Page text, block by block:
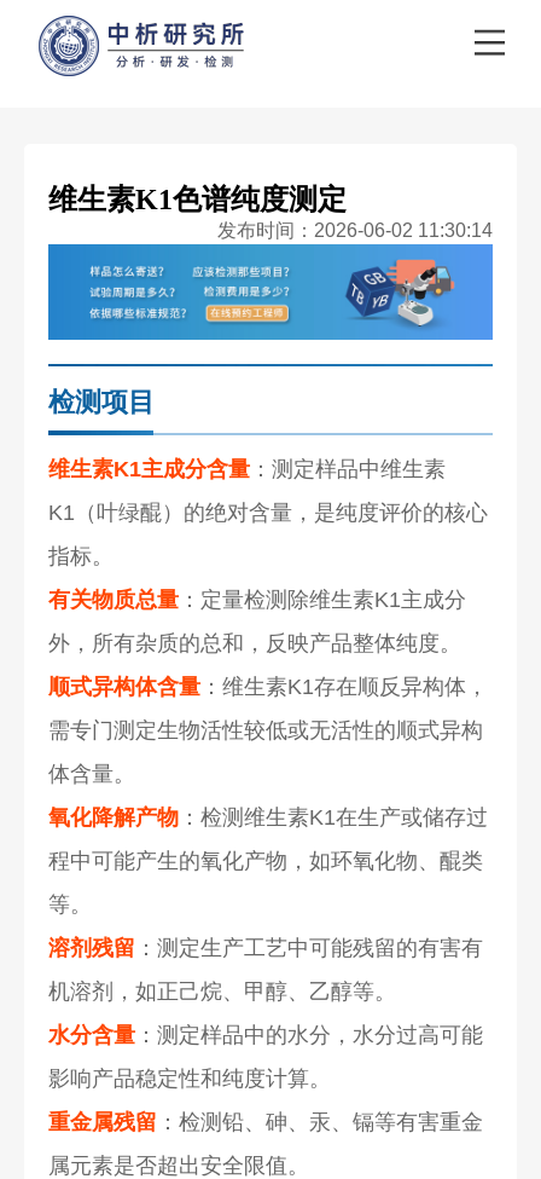
维生素K1色谱纯度测定
发布时间：2026-06-02 11:30:14
检测项目
维生素K1主成分含量 ：测定样品中维生素
K1（叶绿醌）的绝对含量，是纯度评价的核心
指标。
有关物质总量 ：定量检测除维生素K1主成分
外，所有杂质的总和，反映产品整体纯度。
顺式异构体含量 ：维生素K1存在顺反异构体，
需专门测定生物活性较低或无活性的顺式异构
体含量。
氧化降解产物 ：检测维生素K1在生产或储存过
程中可能产生的氧化产物，如环氧化物、醌类
等。
溶剂残留 ：测定生产工艺中可能残留的有害有
机溶剂，如正己烷、甲醇、乙醇等。
水分含量 ：测定样品中的水分，水分过高可能
影响产品稳定性和纯度计算。
重金属残留 ：检测铅、砷、汞、镉等有害重金
属元素是否超出安全限值。